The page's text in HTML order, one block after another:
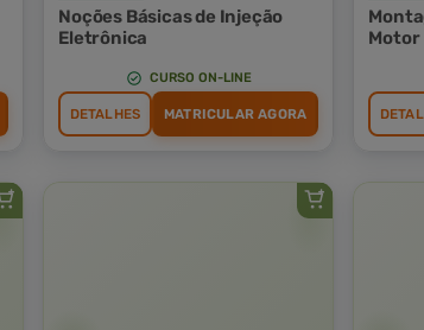
Noções Básicas de Injeção
Eletrônica
CURSO ON-LINE
DETALHES MATRICULAR AGORA
Motor